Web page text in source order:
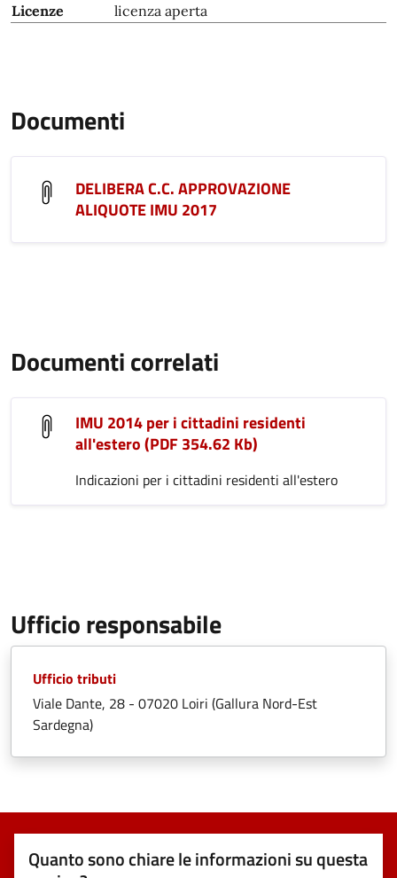
Licenze licenza aperta
Documenti
DELIBERA C.C. APPROVAZIONE
ALIQUOTE IMU 2017
Documenti correlati
IMU 2014 per i cittadini residenti
all'estero (PDF 354.62 Kb)
Indicazioni per i cittadini residenti all'estero
Ufficio responsabile
Ufficio tributi
Viale Dante, 28 - 07020 Loiri (Gallura Nord-Est
Sardegna)
Quanto sono chiare le informazioni su questa